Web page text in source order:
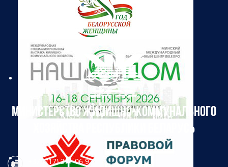
МИНИСТЕРСТВО ЖИЛИЩНО-КОММУНАЛЬНОГО
ХОЗЯЙСТВА РЕСПУБЛИКИ БЕЛАРУСЬ
+375 (17) 371 06 97